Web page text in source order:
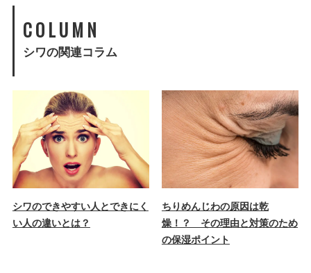
COLUMN
シワの関連コラム
シワのできやすい人とできにく
い人の違いとは？
ちりめんじわの原因は乾
燥！？ その理由と対策のため
の保湿ポイント